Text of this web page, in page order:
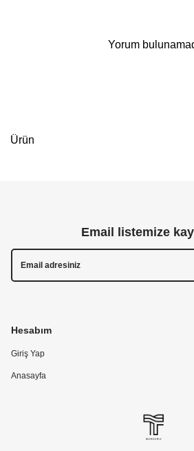
Yorum
Ürün
Hesabım
Giriş Yap
Anasayfa
Email listemize